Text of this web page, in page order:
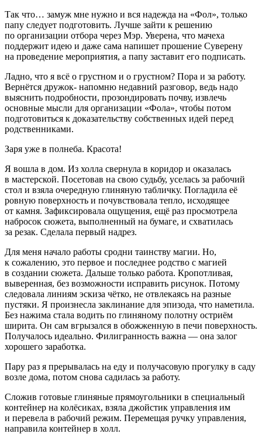
Так что… замуж мне нужно и вся надежда на «Фол», только
папу следует подготовить. Лучше зайти к решению
по организации отбора через Мэр. Уверена, что мачеха
поддержит идею и даже сама напишет прошение Суверену
на проведение мероприятия, а папу заставит его подписать.
Ладно, что я всё о грустном и о грустном? Пора и за работу.
Вернётся дружок- напомню недавний разговор, ведь надо
выяснить подробности, прозондировать почву, извлечь
основные мысли для организации «Фола», чтобы потом
подготовиться к доказательству собственных идей перед
родственниками.
Заря уже в полнеба. Красота!
Я вошла в дом. Из холла свернула в коридор и оказалась
в мастерской. Посетовав на свою судьбу, уселась за рабочий
стол и взяла очередную глиняную табличку. Погладила её
ровную поверхность и почувствовала тепло, исходящее
от камня. Зафиксировала ощущения, ещё раз просмотрела
набросок сюжета, выполненный на бумаге, и схватилась
за резак. Сделала первый надрез.
Для меня начало работы сродни таинству магии. Но,
к сожалению, это первое и последнее родство с магией
в создании сюжета. Дальше только работа. Кропотливая,
выверенная, без возможности исправить рисунок. Потому
следовала линиям эскиза чётко, не отвлекаясь на разные
пустяки. Я произнесла заклинание для эпизода, что наметила.
Без нажима стала водить по глиняному полотну остриём
ширита. Он сам вгрызался в обожженную в печи поверхность.
Получалось идеально. Филигранность важна — она залог
хорошего заработка.
Пару раз я прерывалась на еду и получасовую прогулку в саду
возле дома, потом снова садилась за работу.
Сложив готовые глиняные прямоугольники в специальный
контейнер на колёсиках, взяла джойстик управления им
и перевела в рабочий режим. Перемещая ручку управления,
направила контейнер в холл.